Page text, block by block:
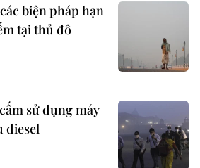
biện pháp hạn
tại thủ đô
sử dụng máy
diesel